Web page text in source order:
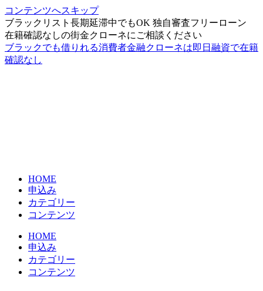
コンテンツへスキップ
ブラックリスト長期延滞中でもOK 独自審査フリーローン
在籍確認なしの街金クローネにご相談ください
ブラックでも借りれる消費者金融クローネは即日融資で在籍
確認なし
HOME
申込み
カテゴリー
コンテンツ
HOME
申込み
カテゴリー
コンテンツ